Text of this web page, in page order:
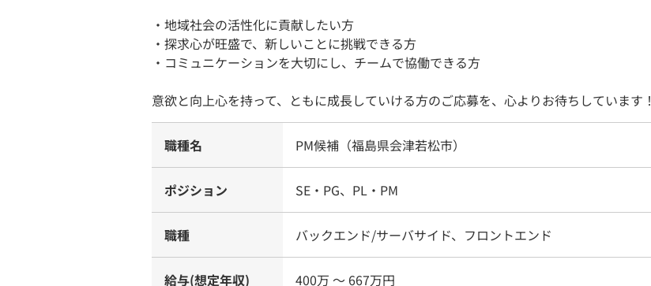
・地域社会の活性化に貢献したい方
・探求心が旺盛で、新しいことに挑戦できる方
・コミュニケーションを大切にし、チームで協働できる方
意欲と向上心を持って、ともに成長していける方のご応募を、心よりお待ちしています！
職種名 PM候補（福島県会津若松市）
ポジション SE・PG、PL・PM
職種 バックエンド/サーバサイド、フロントエンド
給与(想定年収) 400万 〜 667万円